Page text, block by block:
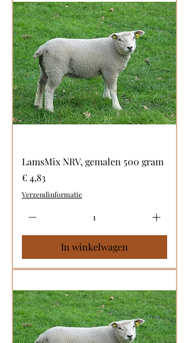
LamsMix NRV, gemalen 500 gram
Prijs
€ 4,83
Verzendinformatie
In winkelwagen